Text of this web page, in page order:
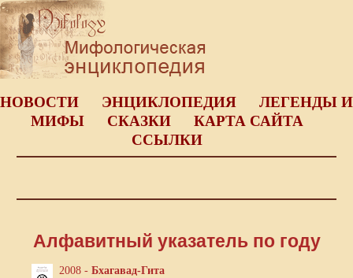
НОВОСТИ ЭНЦИКЛОПЕДИЯ
ЛЕГЕНДЫ И
МИФЫ
СКАЗКИ
КАРТА САЙТА
ССЫЛКИ
Алфавитный указатель по году
2008 - Бхагавад-Гита